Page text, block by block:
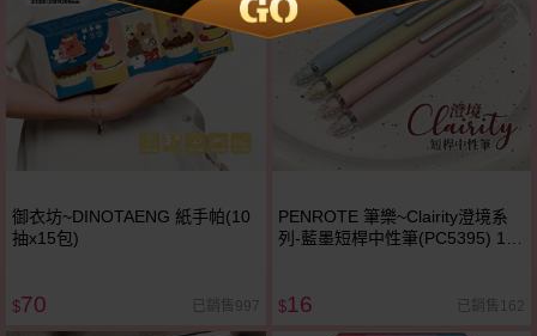
御衣坊~DINOTAENG 紙手帕(10
抽x15包)
$70 已銷售997
PENROTE 筆樂~Clairity澄境系
列-藍墨短桿中性筆(PC5395) 1支
$16 已銷售162